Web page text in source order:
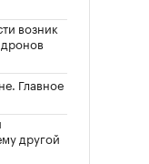
возник
Главное
другой